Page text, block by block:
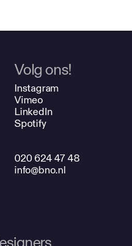
Volg ons!
Instagram
Vimeo
LinkedIn
Spotify
020 624 47 48
info@bno.nl